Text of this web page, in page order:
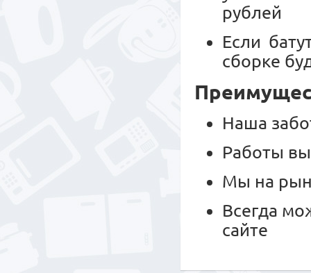
рублей
Если
сборке
Наша
Работы
Мы на
Всегда
сайте